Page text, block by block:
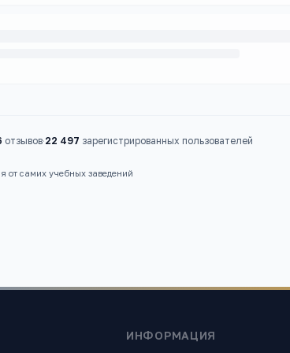
отзывов·22 497 зарегистрированных пользователей
от самих учебных заведений
ИНФОРМАЦИЯ